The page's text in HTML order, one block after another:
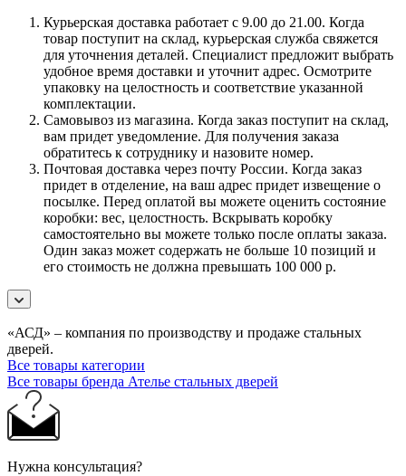
Курьерская доставка работает с 9.00 до 21.00. Когда
товар поступит на склад, курьерская служба свяжется
для уточнения деталей. Специалист предложит выбрать
удобное время доставки и уточнит адрес. Осмотрите
упаковку на целостность и соответствие указанной
комплектации.
Самовывоз из магазина. Когда заказ поступит на склад,
вам придет уведомление. Для получения заказа
обратитесь к сотруднику и назовите номер.
Почтовая доставка через почту России. Когда заказ
придет в отделение, на ваш адрес придет извещение о
посылке. Перед оплатой вы можете оценить состояние
коробки: вес, целостность. Вскрывать коробку
самостоятельно вы можете только после оплаты заказа.
Один заказ может содержать не больше 10 позиций и
его стоимость не должна превышать 100 000 р.
«АСД» – компания по производству и продаже стальных
дверей.
Все товары категории
Все товары бренда Ателье стальных дверей
Нужна консультация?